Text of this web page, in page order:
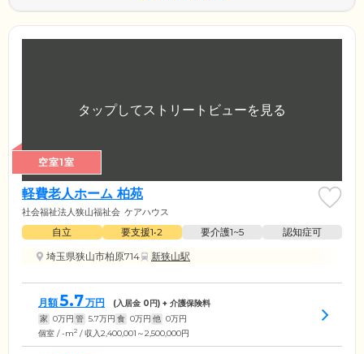
空室1室
軽費老人ホーム 柏苑
社会福祉法人狭山福祉会 ケアハウス
自立 要支援1•2 要介護1~5
認知症可
埼玉県狭山市柏原714
新狭山駅
月額5.7万円 (入居金 0円) + 介護保険料
家 0万円 管 5.7万円 食 0万円 他 0万円
個室 / -m2 / 収入2,400,001～2,500,000円